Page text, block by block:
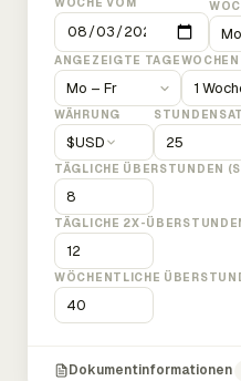
ANGEZEIGTE TAGEWOCHEN
WÄHRUNG
$USD
TÄGLICHE ÜBERSTUNDEN
TÄGLICHE 2X-
WÖCHENTLICHE
Dokumentinformationen